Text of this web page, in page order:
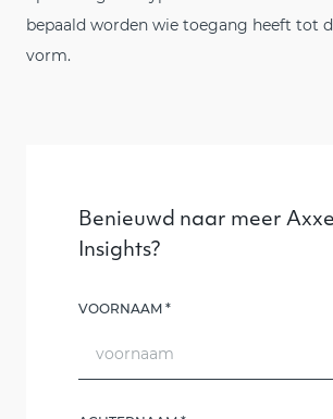
bepaald worden wie toegang heeft tot
vorm.
Benieuwd naar meer
Insights?
Leave
VOORNAAM *